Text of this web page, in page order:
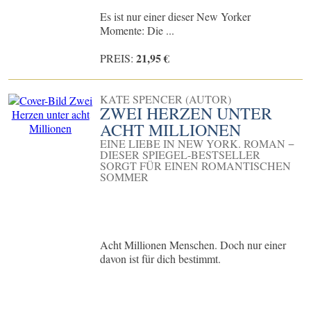
Es ist nur einer dieser New Yorker
Momente: Die ...
PREIS: 21,95 €
KATE SPENCER (AUTOR)
ZWEI HERZEN UNTER
ACHT MILLIONEN
EINE LIEBE IN NEW YORK. ROMAN −
DIESER SPIEGEL-BESTSELLER
SORGT FÜR EINEN ROMANTISCHEN
SOMMER
Acht Millionen Menschen. Doch nur einer
davon ist für dich bestimmt.